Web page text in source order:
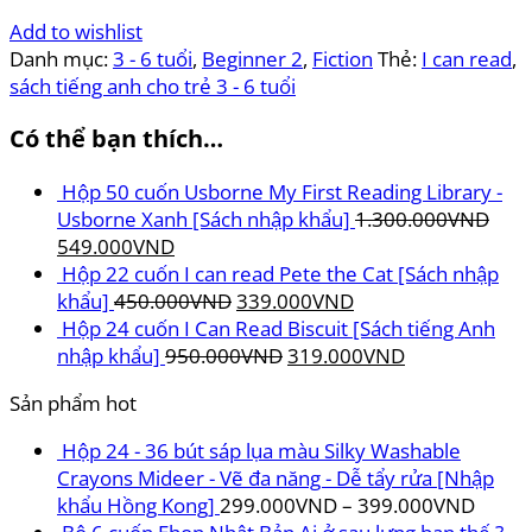
Add to wishlist
Danh mục:3 - 6 tuổi, Beginner 2, Fiction Thẻ: I can read,
sách tiếng anh cho trẻ 3 - 6 tuổi
Có thể bạn thích…
Hộp 50 cuốn Usborne My First Reading Library -
Usborne Xanh [Sách nhập khẩu] 1.300.000VND
Giá
gốc
là:
1.300.000VND.
549.000VNDGiá
hiện
tại
là:
549.000VND.
Hộp 22 cuốn I can read Pete the Cat [Sách nhập
khẩu] 450.000VNDGiá
gốc
là:
339.000VNDGiá
hiện
tại
Hộp 24 cuốn I Can Read Biscuit [Sách tiếng Anh
nhập khẩu] 950.000VNDGiá
950.000VND.
319.000VNDGiá
là:
319.000VND.
Sản phẩm hot
Hộp 24 - 36 bút sáp lụa màu Silky Washable
Crayons Mideer - Vẽ đa năng - Dễ tẩy rửa [Nhập
khẩu Hồng Kong] 299.000VND– 399.000VND